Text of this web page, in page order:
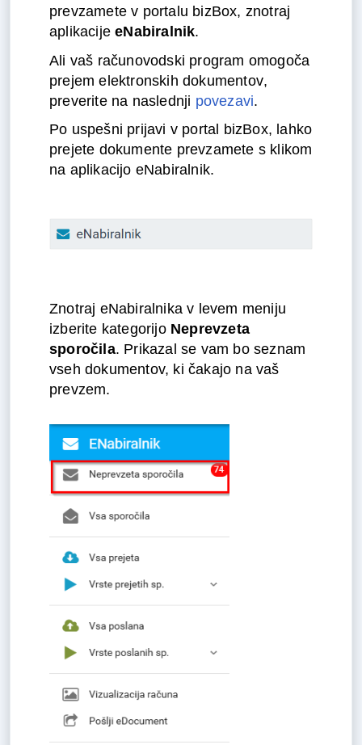
prevzamete v portalu bizBox, znotraj
aplikacijeeNabiralnik.
Ali vaš računovodski program omogoča
prejem elektronskih dokumentov,
preverite na naslednji povezavi.
Po uspešni prijavi v portal bizBox, lahko
prejete dokumente prevzamete s klikom
na aplikacijo eNabiralnik.
Znotraj eNabiralnika v levem meniju
izberite kategorijo Neprevzeta
sporočila. Prikazal se vam bo seznam
vseh dokumentov, ki čakajo na vaš
prevzem.